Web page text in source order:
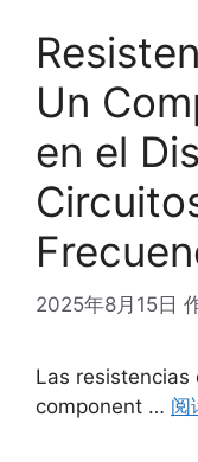
Un
en el
2025年8月15日
Las resistencias
component … 阅